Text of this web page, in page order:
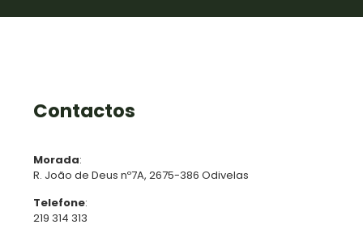
Contactos
Morada:
R. João de Deus nº7A, 2675-386 Odivelas
Telefone:
219 314 313